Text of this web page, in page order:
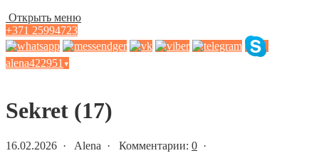
Открыть меню
+371 25994723
alena422951 ▾
Sekret (17)
16.02.2026 · Alena · Комментарии: 0 ·